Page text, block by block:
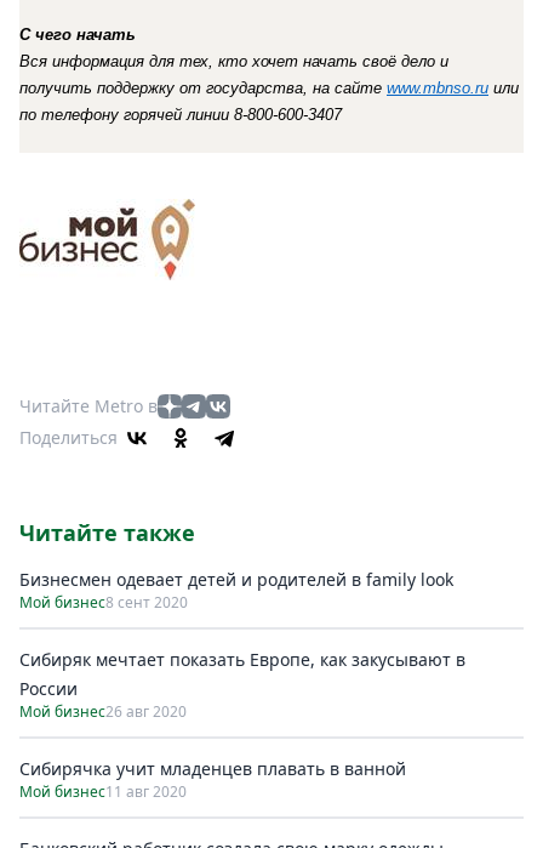
С чего начать
Вся информация для тех, кто хочет начать своё дело и
получить поддержку от государства, на сайте www.mbnso.ru или
по телефону горячей линии 8-800-600-3407
Читайте Metro в
Поделиться
Читайте также
Бизнесмен одевает детей и родителей в family look
Мой бизнес8 сент 2020
Сибиряк мечтает показать Европе, как закусывают в
России
Мой бизнес26 авг 2020
Сибирячка учит младенцев плавать в ванной
Мой бизнес11 авг 2020